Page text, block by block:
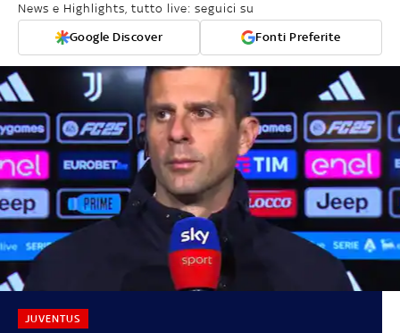
News e Highlights, tutto live: seguici su
Google Discover Fonti Preferite
JUVENTUS